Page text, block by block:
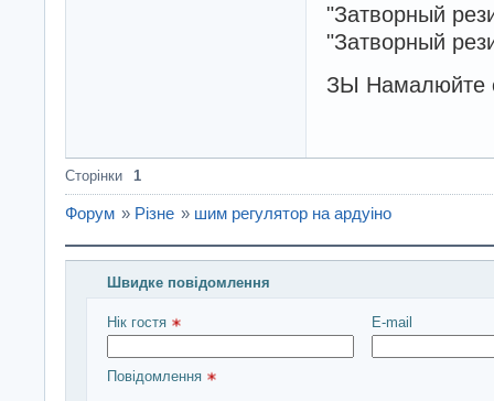
"Затворный
"Затворный
ЗЫ Намалюйте
Сторінки 1
Форум » Різне » шим регулятор на ардуіно
Швидке повідомлення
Введіть повідомлення і натисніть Надіслати
Нік гостя E-mail
Повідомлення